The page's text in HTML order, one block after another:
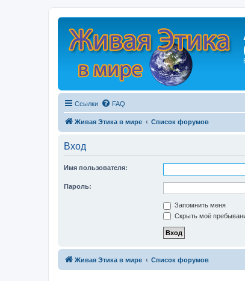
Ссылки FAQ
Живая Этика в мире Список форумов
Вход
Имя пользователя:
Пароль:
Запомнить меня
Скрыть моё
Живая Этика в мире Список форумов